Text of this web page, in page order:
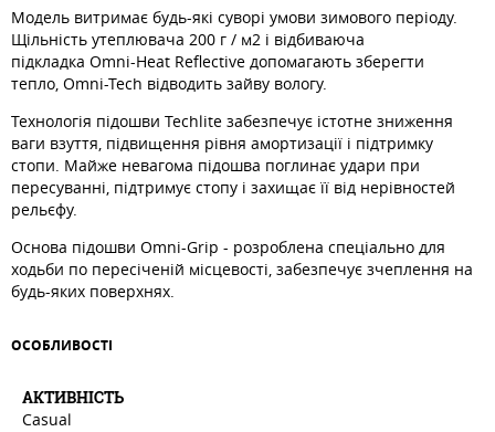
Модель витримає будь-які суворі умови зимового періоду.
Щільність утеплювача 200 г / м2 і відбиваюча
підкладка Omni-Heat Reflective допомагають зберегти
тепло, Omni-Tech відводить зайву вологу.
Технологія підошви Techlite забезпечує істотне зниження
ваги взуття, підвищення рівня амортизації і підтримку
стопи. Майже невагома підошва поглинає удари при
пересуванні, підтримує стопу і захищає її від нерівностей
рельєфу.
Основа підошви Omni-Grip - розроблена спеціально для
ходьби по пересіченій місцевості, забезпечує зчеплення на
будь-яких поверхнях.
ОСОБЛИВОСТI
АКТИВНIСТЬ
Casual